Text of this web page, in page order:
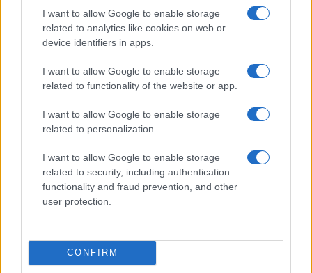
I want to allow Google to enable storage
related to analytics like cookies on web or
device identifiers in apps.
I want to allow Google to enable storage
related to functionality of the website or app.
I want to allow Google to enable storage
related to personalization.
I want to allow Google to enable storage
related to security, including authentication
functionality and fraud prevention, and other
user protection.
CONFIRM
Colleferro Giulio Calamita